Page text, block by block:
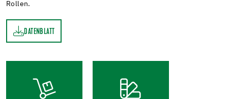
Rollen.
DATENBLATT